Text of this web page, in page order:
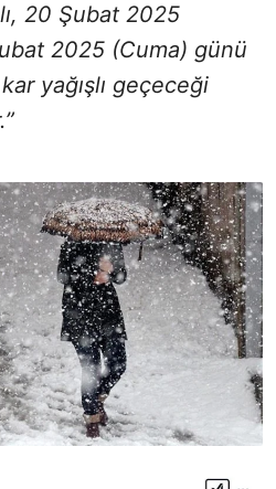
20 Şubat 2025
2025 (Cuma) günü
yağışlı geçeceği